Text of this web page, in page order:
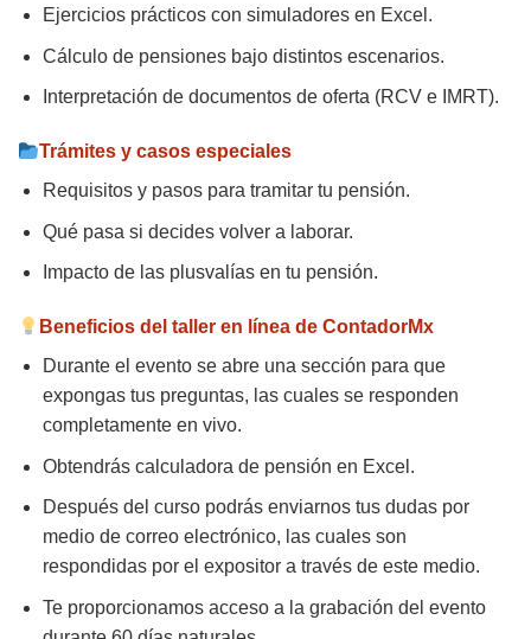
Ejercicios prácticos con simuladores en Excel.
Cálculo de pensiones bajo distintos escenarios.
Interpretación de documentos de oferta (RCV e IMRT).
Trámites y casos especiales
Requisitos y pasos para tramitar tu pensión.
Qué pasa si decides volver a laborar.
Impacto de las plusvalías en tu pensión.
Beneficios del taller en línea de ContadorMx
Durante el evento se abre una sección para que
expongas tus preguntas, las cuales se responden
completamente en vivo.
Obtendrás calculadora de pensión en Excel.
Después del curso podrás enviarnos tus dudas por
medio de correo electrónico, las cuales son
respondidas por el expositor a través de este medio.
Te proporcionamos acceso a la grabación del evento